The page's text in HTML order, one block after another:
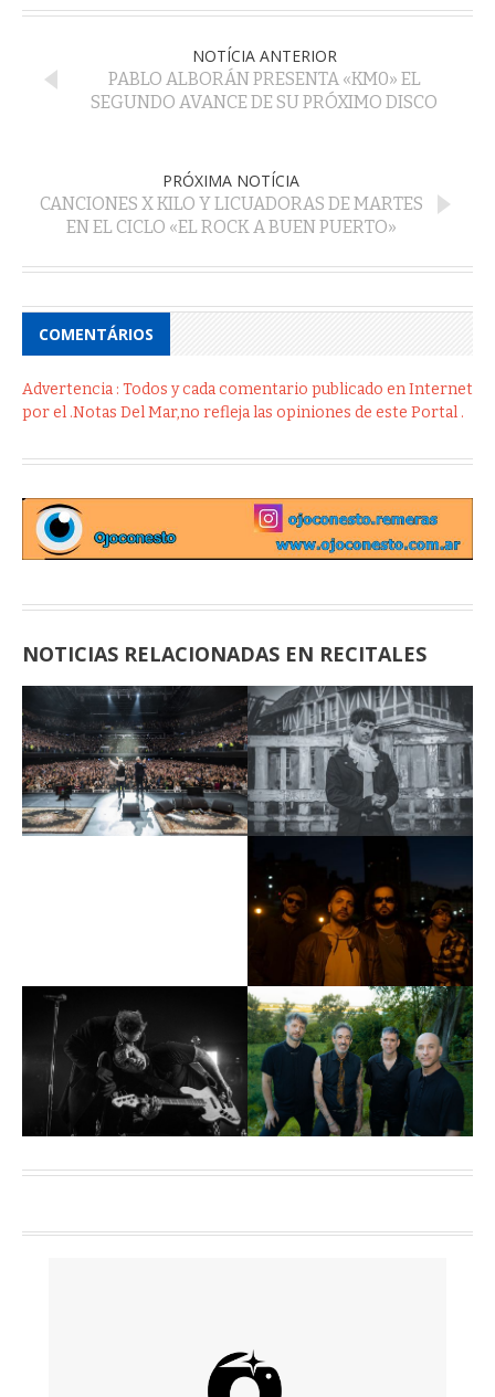
NOTÍCIA ANTERIOR
PABLO ALBORÁN PRESENTA «KM0» EL
SEGUNDO AVANCE DE SU PRÓXIMO DISCO
PRÓXIMA NOTÍCIA
CANCIONES X KILO Y LICUADORAS DE MARTES
EN EL CICLO «EL ROCK A BUEN PUERTO»
COMENTÁRIOS
Advertencia : Todos y cada comentario publicado en Internet
por el .Notas Del Mar,no refleja las opiniones de este Portal .
NOTICIAS RELACIONADAS EN RECITALES